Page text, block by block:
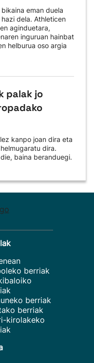
eman duela
dela. Athleticen
aginduetara,
inguruan hainbat
helburua oso argia
palak jo
kanpo joan dira eta
dira.
baina beranduegi.
berriak
berriak
berriak
kirolakeko